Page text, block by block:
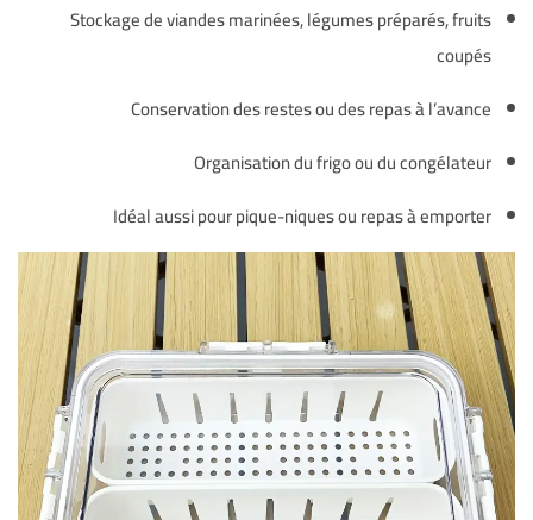
Stockage de viandes marinées, légumes préparés, fruits
coupés
Conservation des restes ou des repas à l’avance
Organisation du frigo ou du congélateur
Idéal aussi pour pique-niques ou repas à emporter